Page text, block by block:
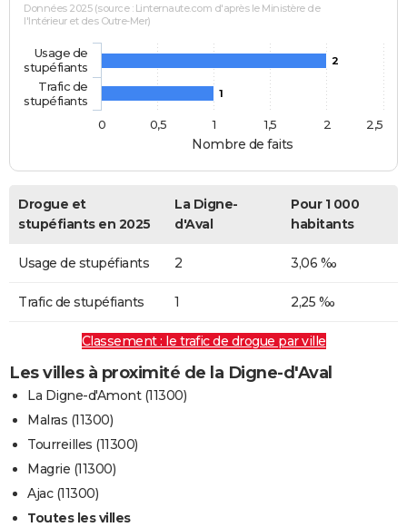
Nombre de faits
Données 2025 (source : Linternaute.com d'après le Ministère de
l'Intérieur et des Outre-Mer)
2
1
Usage de
stupéfiants
Trafic de
stupéfiants
0
0,5 1 1,5 2 2,5
Drogue et
stupéfiants en 2025
La Digne-
d'Aval
Pour 1 000
habitants
Usage de stupéfiants 2 3,06 ‰
Trafic de stupéfiants 1 2,25 ‰
Classement : le trafic de drogue par ville
Les villes à proximité de la Digne-d'Aval
La Digne-d'Amont (11300)
Malras (11300)
Tourreilles (11300)
Magrie (11300)
Ajac (11300)
Toutes les villes